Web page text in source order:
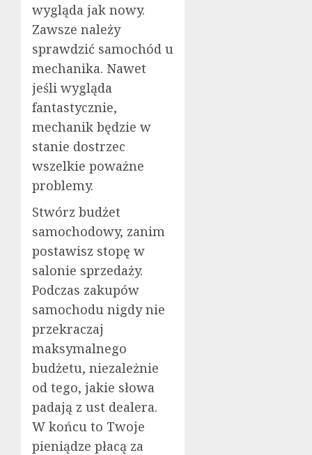
wygląda jak nowy.
Zawsze należy
sprawdzić samochód u
mechanika. Nawet
jeśli wygląda
fantastycznie,
mechanik będzie w
stanie dostrzec
wszelkie poważne
problemy.
Stwórz budżet
samochodowy, zanim
postawisz stopę w
salonie sprzedaży.
Podczas zakupów
samochodu nigdy nie
przekraczaj
maksymalnego
budżetu, niezależnie
od tego, jakie słowa
padają z ust dealera.
W końcu to Twoje
pieniądze płacą za